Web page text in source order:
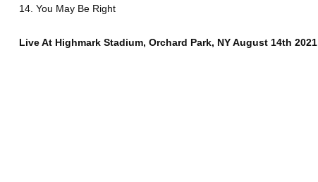
14. You May Be Right
Live At Highmark Stadium, Orchard Park, NY August 14th 2021